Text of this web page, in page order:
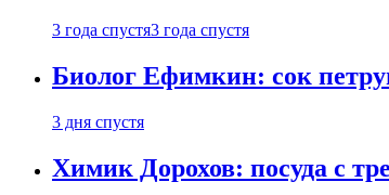
3 года спустя3 года спустя
Биолог Ефимкин: сок
3 дня спустя
Химик Дорохов: посуда с